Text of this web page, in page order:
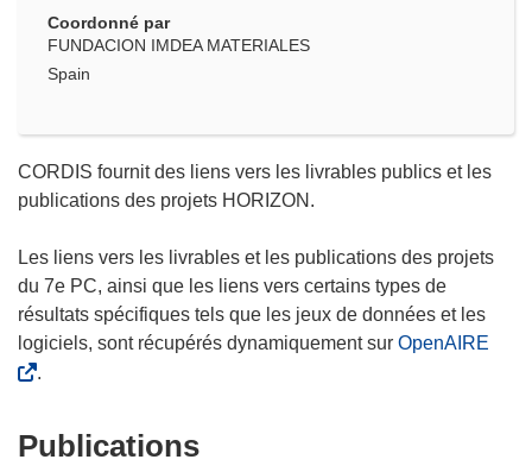
Coordonné par
FUNDACION IMDEA MATERIALES
Spain
CORDIS fournit des liens vers les livrables publics et les
publications des projets HORIZON.
Les liens vers les livrables et les publications des projets
du 7e PC, ainsi que les liens vers certains types de
résultats spécifiques tels que les jeux de données et les
logiciels, sont récupérés dynamiquement sur OpenAIRE
.
Publications